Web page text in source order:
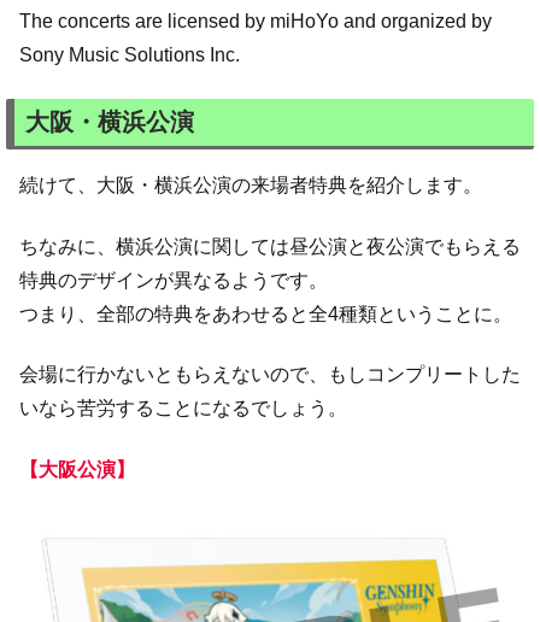
The concerts are licensed by miHoYo and organized by
Sony Music Solutions Inc.
大阪・横浜公演
続けて、大阪・横浜公演の来場者特典を紹介します。
ちなみに、横浜公演に関しては昼公演と夜公演でもらえる
特典のデザインが異なるようです。
つまり、全部の特典をあわせると全4種類ということに。
会場に行かないともらえないので、もしコンプリートした
いなら苦労することになるでしょう。
【大阪公演】